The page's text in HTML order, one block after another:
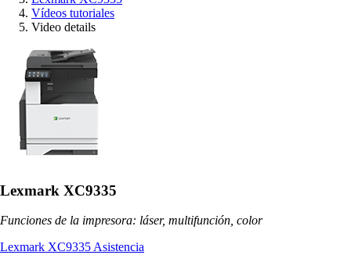
Vídeos tutoriales
Video details
Lexmark XC9335
Funciones de la impresora: láser, multifunción, color
Lexmark XC9335 Asistencia